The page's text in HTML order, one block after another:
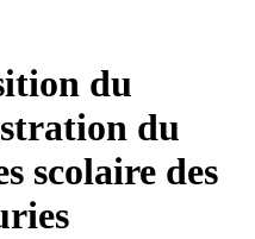
du
du
scolaire des